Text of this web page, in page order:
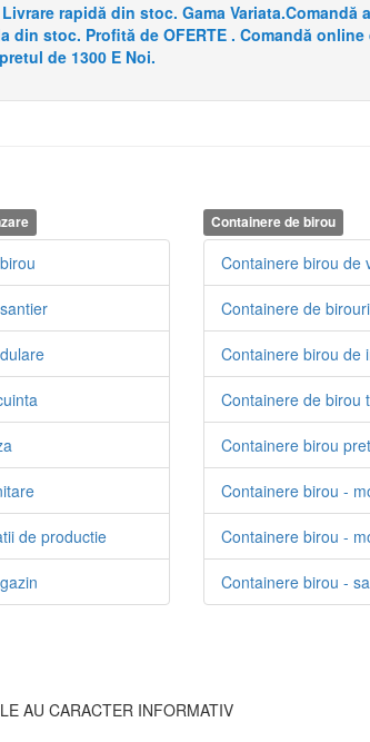
rapidă din stoc. Gama
din stoc. Profită de OFERTE . Comandă
de 1300 E Noi.
de productie
Containere de birou
Containere birou de
Containere de birouri
Containere birou de
Containere de birou
Containere birou
Containere birou -
Containere birou -
Containere birou -
AU CARACTER INFORMATIV